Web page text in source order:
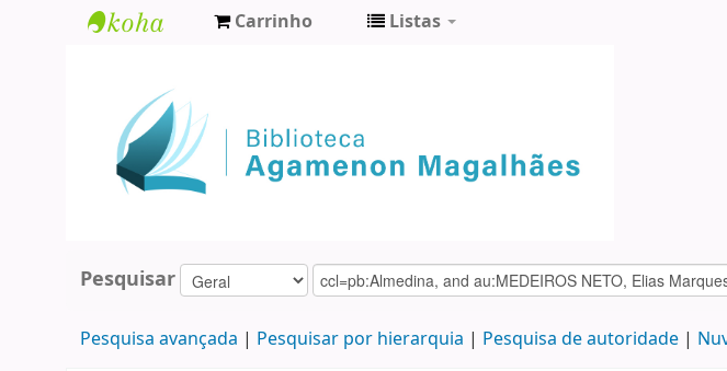
Agamenon
Magalhães
Carrinho Listas
Pesquisar
Pesquisa avançada Pesquisar por hierarquia Pesquisa de autoridade